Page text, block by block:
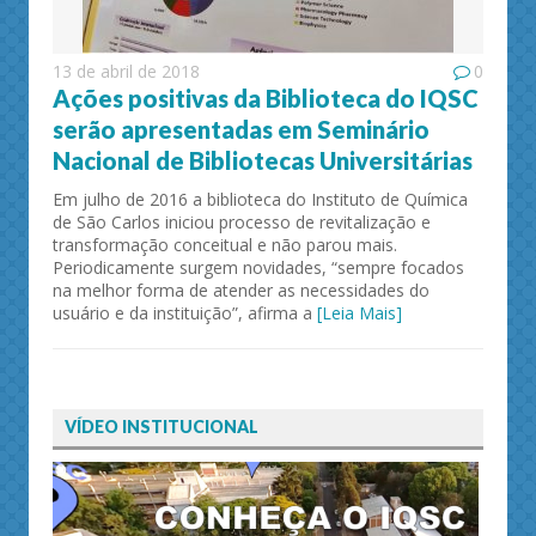
13 de abril de 2018 0
Ações positivas da Biblioteca do IQSC
serão apresentadas em Seminário
Nacional de Bibliotecas Universitárias
Em julho de 2016 a biblioteca do Instituto de Química
de São Carlos iniciou processo de revitalização e
transformação conceitual e não parou mais.
Periodicamente surgem novidades, “sempre focados
na melhor forma de atender as necessidades do
usuário e da instituição”, afirma a [Leia Mais]
VÍDEO INSTITUCIONAL